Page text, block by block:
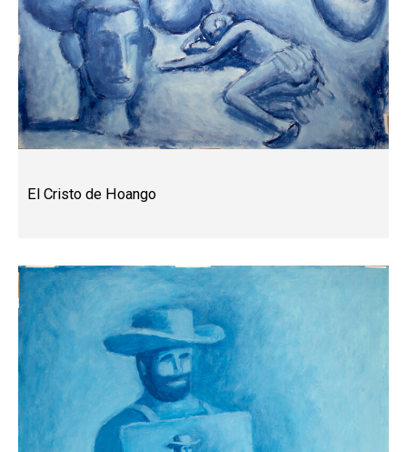
El Cristo de Hoango